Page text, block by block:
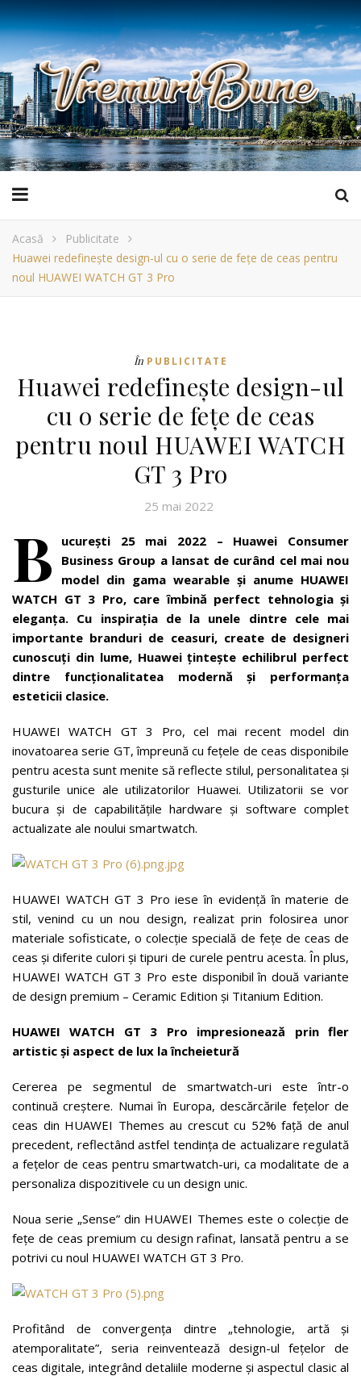
Acasă
Publicitate
Huawei redefinește design-ul cu o serie de fețe de ceas pentru
noul HUAWEI WATCH GT 3 Pro
În PUBLICITATE
Huawei redefinește design-ul
cu o serie de fețe de ceas
pentru noul HUAWEI WATCH
GT 3 Pro
25 mai 2022
B
ucurești 25 mai 2022 – Huawei Consumer
Business Group a lansat de curând cel mai nou
model din gama wearable și anume HUAWEI
WATCH GT 3 Pro, care îmbină perfect tehnologia și
eleganța. Cu inspirația de la unele dintre cele mai
importante branduri de ceasuri, create de designeri
cunoscuți din lume, Huawei țintește echilibrul perfect
dintre funcționalitatea modernă și performanța
esteticii clasice.
HUAWEI WATCH GT 3 Pro, cel mai recent model din
inovatoarea serie GT, împreună cu fețele de ceas disponibile
pentru acesta sunt menite să reflecte stilul, personalitatea și
gusturile unice ale utilizatorilor Huawei. Utilizatorii se vor
bucura și de capabilitățile hardware și software complet
actualizate ale noului smartwatch.
HUAWEI WATCH GT 3 Pro iese în evidență în materie de
stil, venind cu un nou design, realizat prin folosirea unor
materiale sofisticate, o colecție specială de fețe de ceas de
ceas și diferite culori și tipuri de curele pentru acesta. În plus,
HUAWEI WATCH GT 3 Pro este disponibil în două variante
de design premium – Ceramic Edition și Titanium Edition.
HUAWEI WATCH GT 3 Pro impresionează prin fler
artistic și aspect de lux la încheietură
Cererea pe segmentul de smartwatch-uri este într-o
continuă creștere. Numai în Europa, descărcările fețelor de
ceas din HUAWEI Themes au crescut cu 52% față de anul
precedent, reflectând astfel tendința de actualizare regulată
a fețelor de ceas pentru smartwatch-uri, ca modalitate de a
personaliza dispozitivele cu un design unic.
Noua serie „Sense” din HUAWEI Themes este o colecție de
fețe de ceas premium cu design rafinat, lansată pentru a se
potrivi cu noul HUAWEI WATCH GT 3 Pro.
Profitând de convergența dintre „tehnologie, artă și
atemporalitate”, seria reinventează design-ul fețelor de
ceas digitale, integrând detaliile moderne și aspectul clasic al